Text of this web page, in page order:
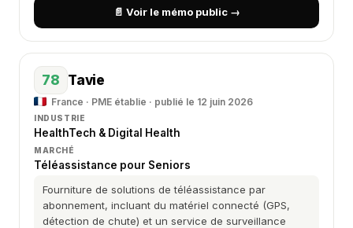
📄 Voir le mémo public →
78 Tavie
France · PME établie · publié le 12 juin 2026
INDUSTRIE
HealthTech & Digital Health
MARCHÉ
Téléassistance pour Seniors
Fourniture de solutions de téléassistance par
abonnement, incluant du matériel connecté (GPS,
détection de chute) et un service de surveillance